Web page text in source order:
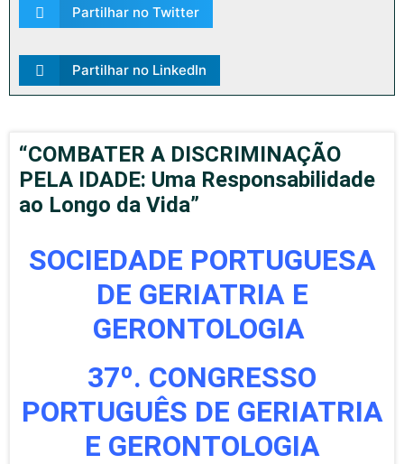
Partilhar no Twitter
Partilhar no LinkedIn
“COMBATER A DISCRIMINAÇÃO
PELA IDADE: Uma Responsabilidade
ao Longo da Vida”
SOCIEDADE PORTUGUESA
DE GERIATRIA E
GERONTOLOGIA
37º. CONGRESSO
PORTUGUÊS DE GERIATRIA
E GERONTOLOGIA